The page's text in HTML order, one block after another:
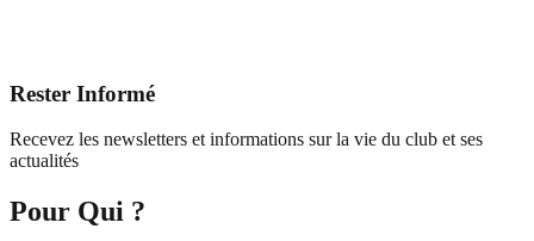
Rester Informé
Recevez les newsletters et informations sur la vie du club et ses
actualités
Pour Qui ?